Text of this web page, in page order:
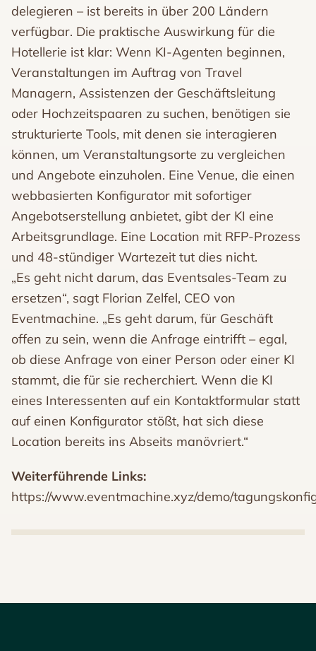
delegieren – ist bereits in über 200 Ländern
verfügbar. Die praktische Auswirkung für die
Hotellerie ist klar: Wenn KI-Agenten beginnen,
Veranstaltungen im Auftrag von Travel
Managern, Assistenzen der Geschäftsleitung
oder Hochzeitspaaren zu suchen, benötigen sie
strukturierte Tools, mit denen sie interagieren
können, um Veranstaltungsorte zu vergleichen
und Angebote einzuholen. Eine Venue, die einen
webbasierten Konfigurator mit sofortiger
Angebotserstellung anbietet, gibt der KI eine
Arbeitsgrundlage. Eine Location mit RFP-Prozess
und 48-stündiger Wartezeit tut dies nicht.
„Es geht nicht darum, das Eventsales-Team zu
ersetzen“, sagt Florian Zelfel, CEO von
Eventmachine. „Es geht darum, für Geschäft
offen zu sein, wenn die Anfrage eintrifft – egal,
ob diese Anfrage von einer Person oder einer KI
stammt, die für sie recherchiert. Wenn die KI
eines Interessenten auf ein Kontaktformular statt
auf einen Konfigurator stößt, hat sich diese
Location bereits ins Abseits manövriert.“
Weiterführende Links:
https://www.eventmachine.xyz/demo/